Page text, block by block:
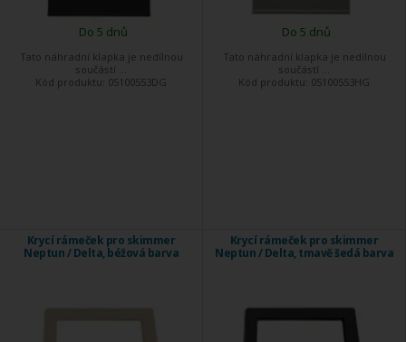
Tato náhradní klapka je nedílnou
součástí ...
Kód produktu: 05100553DG
Do 5 dnů
Tato náhradní klapka je nedílnou
součástí ...
Kód produktu: 05100553HG
Do 5 dnů
Krycí rámeček pro skimmer
Neptun / Delta, béžová barva
Krycí rámeček pro skimmer
Neptun / Delta, tmavě šedá barva